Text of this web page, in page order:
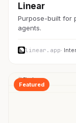
Linear
Purpose-built for
agents.
linear.app· Inter
Featured